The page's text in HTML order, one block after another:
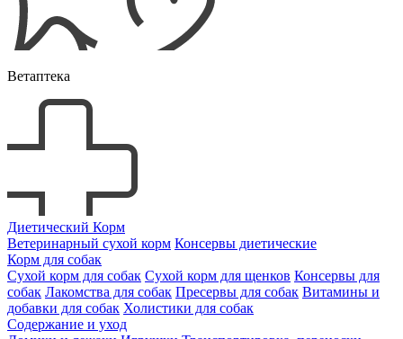
Ветаптека
Диетический Корм
Ветеринарный сухой корм Консервы диетические
Корм для собак
Сухой корм для собак Сухой корм для щенков Консервы для
собак Лакомства для собак Пресервы для собак Витамины и
добавки для собак Холистики для собак
Содержание и уход